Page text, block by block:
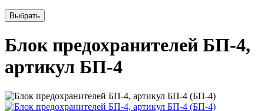
Блок предохранителей БП-4,
артикул БП-4